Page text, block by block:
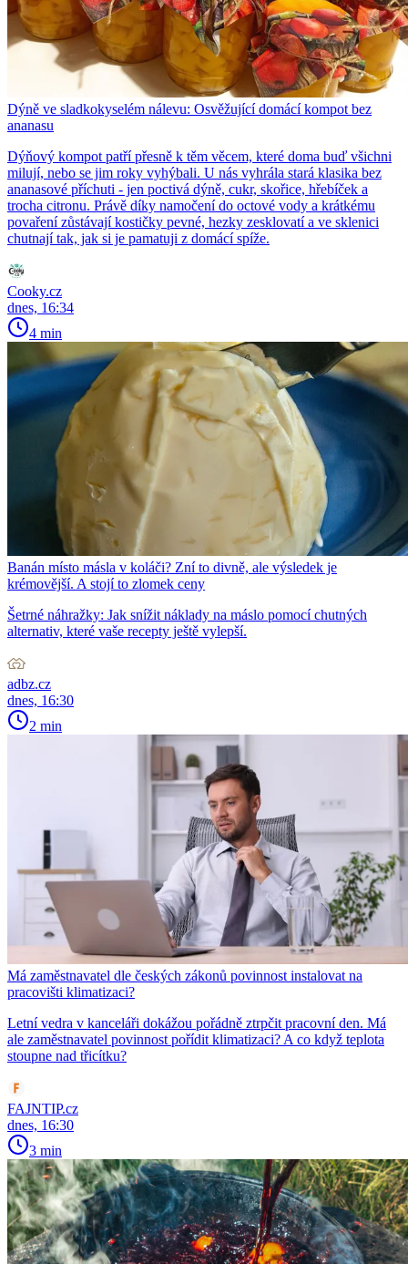
Dýně ve sladkokyselém nálevu: Osvěžující domácí kompot bez
ananasu
Dýňový kompot patří přesně k těm věcem, které doma buď všichni
milují, nebo se jim roky vyhýbali. U nás vyhrála stará klasika bez
ananasové příchuti - jen poctivá dýně, cukr, skořice, hřebíček a
trocha citronu. Právě díky namočení do octové vody a krátkému
povaření zůstávají kostičky pevné, hezky zesklovatí a ve sklenici
chutnají tak, jak si je pamatuji z domácí spíže.
Cooky.cz
dnes, 16:34
4 min
Banán místo másla v koláči? Zní to divně, ale výsledek je
krémovější. A stojí to zlomek ceny
Šetrné náhražky: Jak snížit náklady na máslo pomocí chutných
alternativ, které vaše recepty ještě vylepší.
adbz.cz
dnes, 16:30
2 min
Má zaměstnavatel dle českých zákonů povinnost instalovat na
pracovišti klimatizaci?
Letní vedra v kanceláři dokážou pořádně ztrpčit pracovní den. Má
ale zaměstnavatel povinnost pořídit klimatizaci? A co když teplota
stoupne nad třicítku?
FAJNTIP.cz
dnes, 16:30
3 min